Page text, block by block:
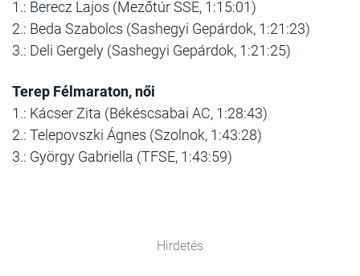
1.: Berecz Lajos (Mezőtúr SSE, 1:15:01)
2.: Beda Szabolcs (Sashegyi Gepárdok, 1:21:23)
3.: Deli Gergely (Sashegyi Gepárdok, 1:21:25)
Terep Félmaraton, női
1.: Kácser Zita (Békéscsabai AC, 1:28:43)
2.: Telepovszki Ágnes (Szolnok, 1:43:28)
3.: György Gabriella (TFSE, 1:43:59)
Hirdetés